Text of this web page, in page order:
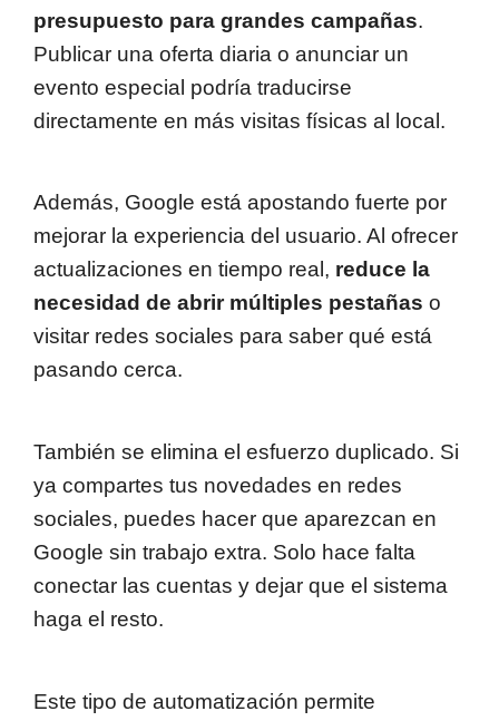
presupuesto para grandes campañas.
Publicar una oferta diaria o anunciar un
evento especial podría traducirse
directamente en más visitas físicas al local.
Además, Google está apostando fuerte por
mejorar la experiencia del usuario. Al ofrecer
actualizaciones en tiempo real, reduce la
necesidad de abrir múltiples pestañas o
visitar redes sociales para saber qué está
pasando cerca.
También se elimina el esfuerzo duplicado. Si
ya compartes tus novedades en redes
sociales, puedes hacer que aparezcan en
Google sin trabajo extra. Solo hace falta
conectar las cuentas y dejar que el sistema
haga el resto.
Este tipo de automatización permite